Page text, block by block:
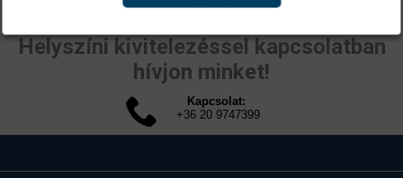
Helyszíni kivitelezéssel kapcsolatban
hívjon minket!
Kapcsolat:
+36 20 9747399